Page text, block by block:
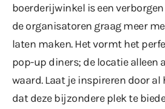
boerderijwinkel is een
de organisatoren graag meer
laten maken. Het vormt het
pop-up diners; de locatie alleen
waard. Laat je inspireren door
dat deze bijzondere plek te